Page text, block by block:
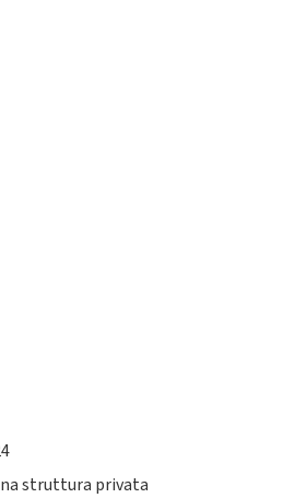
struttura privata